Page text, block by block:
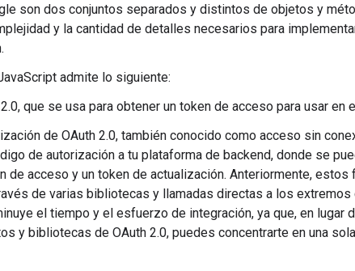
son dos conjuntos separados y distintos de objetos y
y la cantidad de detalles necesarios para
admite lo siguiente:
que se usa para obtener un token de acceso para usar en
de OAuth 2.0, también conocido como acceso sin
de autorización a tu plataforma de backend, donde se
de acceso y un token de actualización. Anteriormente, estos
de varias bibliotecas y llamadas directas a los extremos
el tiempo y el esfuerzo de integración, ya que, en lugar
y bibliotecas de OAuth 2.0, puedes concentrarte en una